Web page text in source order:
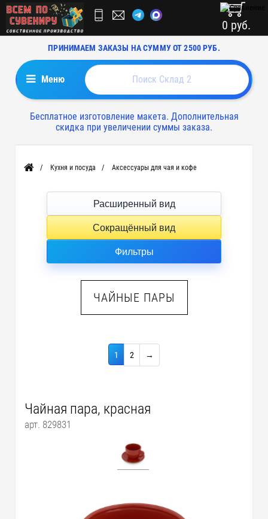
ПРИНИМАЕМ ЗАКАЗЫ НА СУММУ ОТ 2500 РУБ.
0 руб.
Меню
Бесплатное изготовление макета. Дополнительная
скидка при увеличении суммы заказа.
Главная Кухня и посуда Аксессуары для чая и кофе
Расширенный вид
Сокращённый вид
Фильтры
ЧАЙНЫЕ ПАРЫ
1 2 →
Чайная пара, красная
арт. 829831